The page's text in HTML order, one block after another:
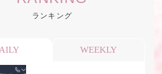
ド ワード
ランキング
WEEKLY